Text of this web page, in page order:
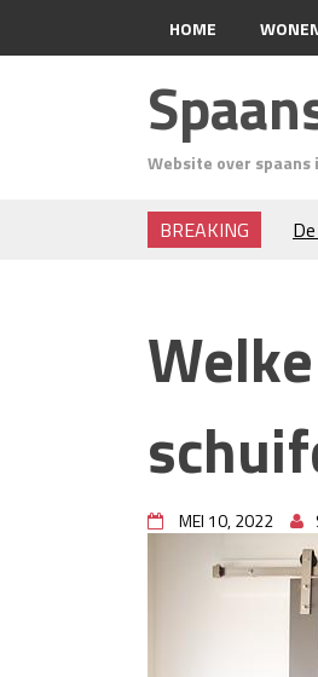
HOME
Website over
BREAKING
MEI 10, 2022